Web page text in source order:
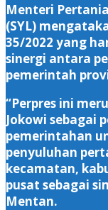
Menteri
(SYL)
35/2022 yang
sinergi antara
pemerintah
“Perpres ini
Jokowi sebagai
pemerintahan
penyuluhan
kecamatan,
pusat sebagai
Mentan.